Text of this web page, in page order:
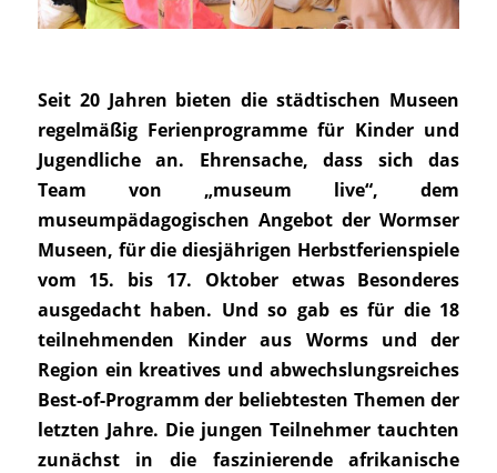
Seit 20 Jahren bieten die städtischen Museen
regelmäßig Ferienprogramme für Kinder und
Jugendliche an. Ehrensache, dass sich das
Team von „museum live“, dem
museumpädagogischen Angebot der Wormser
Museen, für die diesjährigen Herbstferienspiele
vom 15. bis 17. Oktober etwas Besonderes
ausgedacht haben. Und so gab es für die 18
teilnehmenden Kinder aus Worms und der
Region ein kreatives und abwechslungsreiches
Best-of-Programm der beliebtesten Themen der
letzten Jahre. Die jungen Teilnehmer tauchten
zunächst in die faszinierende afrikanische